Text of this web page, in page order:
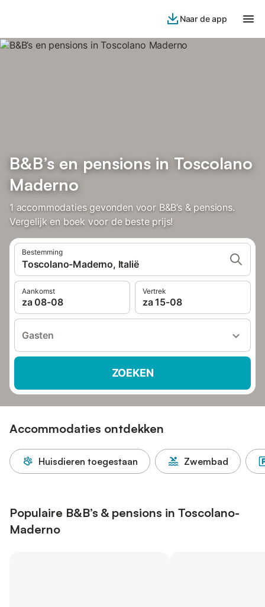
Naar de app
B&B’s en pensions in Toscolano
Maderno
1 accommodaties gevonden voor B&B’s & pensions.
Vergelijk en boek voor de beste prijs!
Bestemming
Toscolano-Maderno, Italië
Aankomst
za 08-08
Vertrek
za 15-08
Gasten
ZOEKEN
Accommodaties ontdekken
Huisdieren toegestaan Zwembad
Populaire B&B’s & pensions in Toscolano-
Maderno